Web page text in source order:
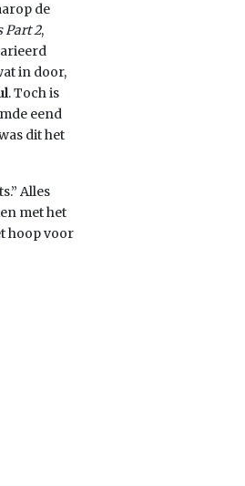
de
Part 2,
in door,
. Toch is
eend
dit het
Alles
met het
hoop voor